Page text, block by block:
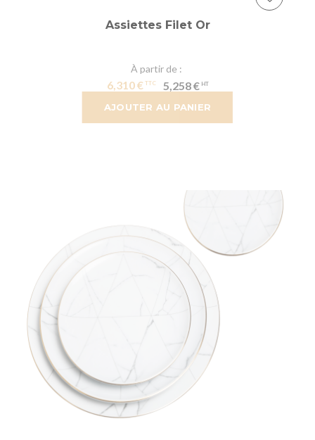
AJOUTER AU PANIER
Assiettes Filet Or
À partir de
6,310 € 5,258 €